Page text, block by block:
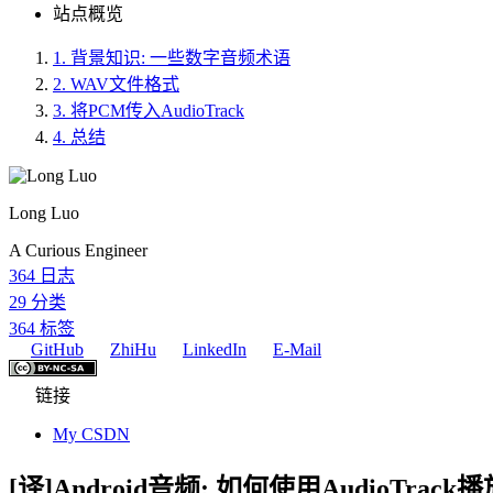
站点概览
1. 背景知识: 一些数字音频术语
2. WAV文件格式
3. 将PCM传入AudioTrack
4. 总结
Long Luo
A Curious Engineer
364 日志
29 分类
364 标签
GitHub
ZhiHu LinkedIn E-Mail
链接
My CSDN